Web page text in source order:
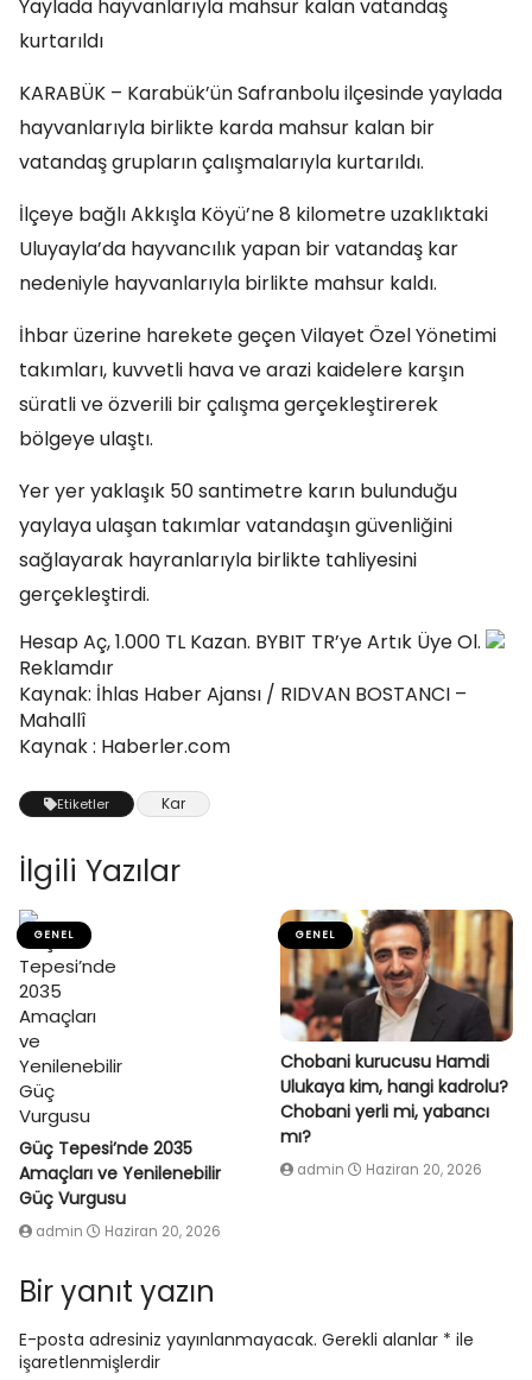
Yaylada hayvanlarıyla mahsur kalan vatandaş
kurtarıldı
KARABÜK – Karabük’ün Safranbolu ilçesinde yaylada
hayvanlarıyla birlikte karda mahsur kalan bir
vatandaş grupların çalışmalarıyla kurtarıldı.
İlçeye bağlı Akkışla Köyü’ne 8 kilometre uzaklıktaki
Uluyayla’da hayvancılık yapan bir vatandaş kar
nedeniyle hayvanlarıyla birlikte mahsur kaldı.
İhbar üzerine harekete geçen Vilayet Özel Yönetimi
takımları, kuvvetli hava ve arazi kaidelere karşın
süratli ve özverili bir çalışma gerçekleştirerek
bölgeye ulaştı.
Yer yer yaklaşık 50 santimetre karın bulunduğu
yaylaya ulaşan takımlar vatandaşın güvenliğini
sağlayarak hayranlarıyla birlikte tahliyesini
gerçekleştirdi.
Hesap Aç, 1.000 TL Kazan. BYBIT TR’ye Artık Üye Ol.
Reklamdır
Kaynak: İhlas Haber Ajansı / RIDVAN BOSTANCI –
Mahallî
Kaynak : Haberler.com
Etiketler Kar
İlgili Yazılar
GENEL
Güç Tepesi’nde 2035
Amaçları ve Yenilenebilir
Güç Vurgusu
admin Haziran 20, 2026
GENEL
Chobani kurucusu Hamdi
Ulukaya kim, hangi kadrolu?
Chobani yerli mi, yabancı
mı?
admin Haziran 20, 2026
Bir yanıt yazın
E-posta adresiniz yayınlanmayacak. Gerekli alanlar * ile
işaretlenmişlerdir